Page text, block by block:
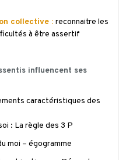
collective : reconnaitre les
à être assertif
influencent ses
caractéristiques des
: La règle des 3 P
moi – égogramme